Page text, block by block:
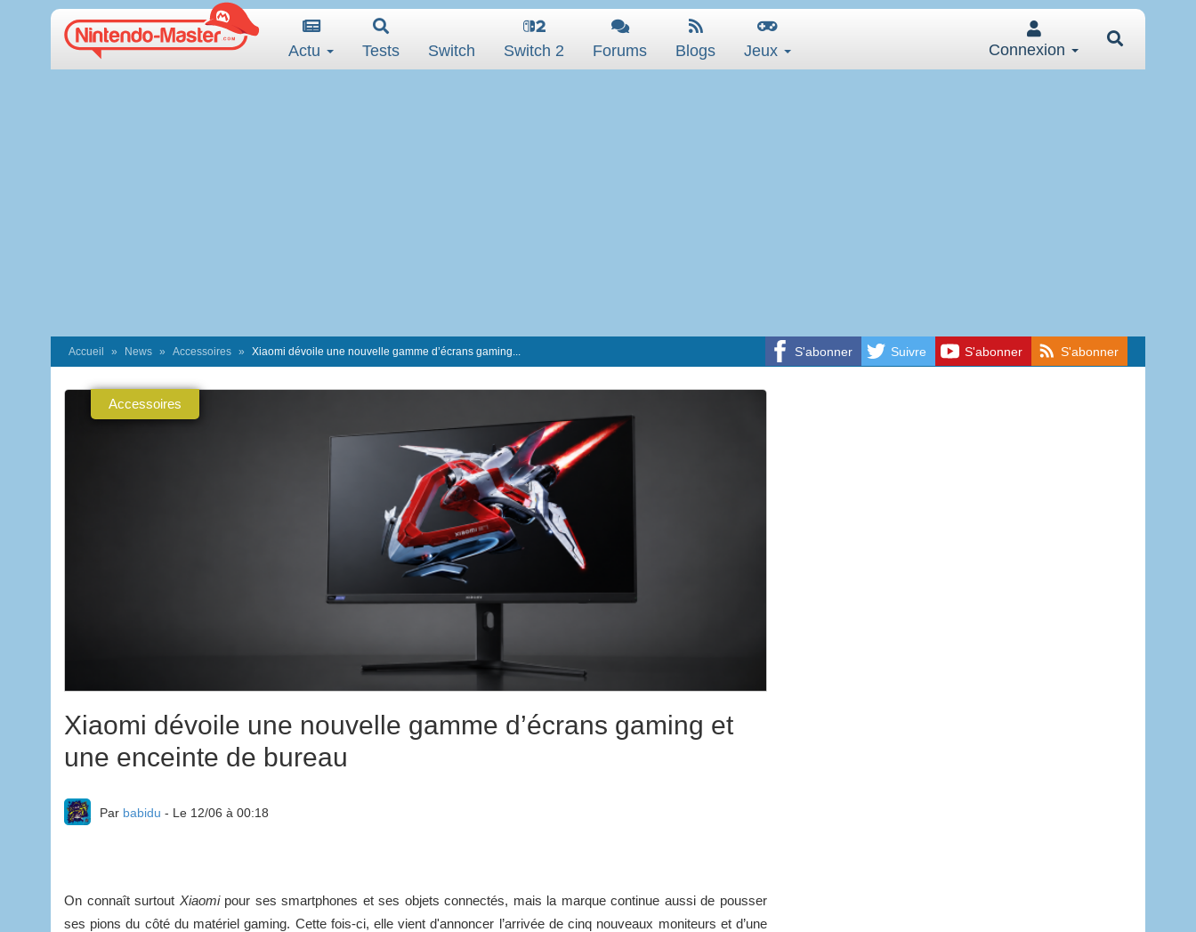
Actu Tests Switch Switch 2 Forums Blogs Jeux Connexion
S'abonner Suivre S'abonner S'abonner
Accueil News Accessoires Xiaomi dévoile une nouvelle gamme d’écrans gaming...
Accessoires
Xiaomi dévoile une nouvelle gamme d’écrans gaming et
une enceinte de bureau
Par babidu - Le 12/06 à 00:18
On connaît surtout Xiaomi pour ses smartphones et ses objets connectés, mais la marque continue aussi de pousser
ses pions du côté du matériel gaming. Cette fois-ci, elle vient d'annoncer l’arrivée de cinq nouveaux moniteurs et d’une